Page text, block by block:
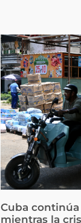
Cuba
mientras la